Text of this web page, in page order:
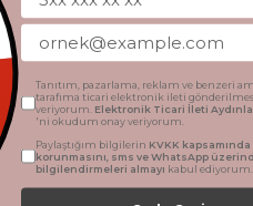
Beden
2 Yaş 3 Yaş 4
SEPETE
Tanıtım, pazarlama, reklam ve benzeri
tarafıma ticari elektronik ileti
veriyorum. Elektronik Ticari İleti
'ni okudum onay veriyorum.
Paylaştığım bilgilerin KVKK kapsamında
korunmasını, sms ve WhatsApp
bilgilendirmeleri almayı kabul ediyorum.